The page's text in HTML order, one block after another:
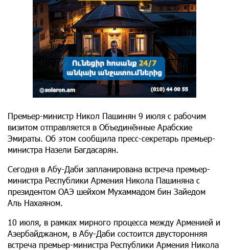
Премьер-министр Никол Пашинян 9 июля с рабочим
визитом отправляется в Объединённые Арабские
Эмираты. Об этом сообщила пресс-секретарь премьер-
министра Назели Багдасарян.
Сегодня в Абу-Даби запланирована встреча премьер-
министра Республики Армения Никола Пашиняна с
президентом ОАЭ шейхом Мухаммадом бин Зайедом
Аль Нахаяном.
10 июля, в рамках мирного процесса между Арменией и
Азербайджаном, в Абу-Даби состоится двусторонняя
встреча премьер-министра Республики Армения Никола